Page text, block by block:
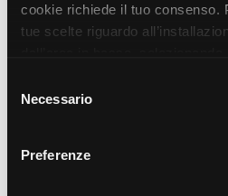
cookie richiede il tuo consenso.
tue scelte riguardo
prosegui” o decidere di
sul pulsante “Accetta tutti i
unicamente i cookie necessari
delNecessario
Preferenze
404